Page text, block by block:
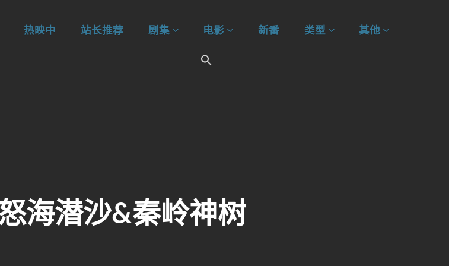
热映中 站长推荐 剧集 电影 新番 类型 其他
海潜沙&秦岭神树